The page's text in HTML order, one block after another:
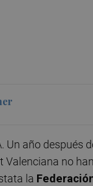
Un año después
Valenciana no
la